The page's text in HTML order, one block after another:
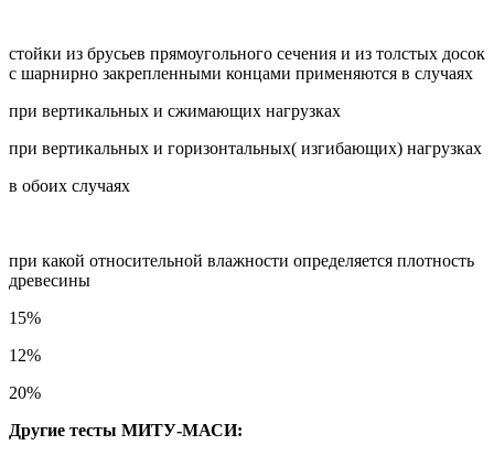
стойки из брусьев прямоугольного сечения и из толстых досок
с шарнирно закрепленными концами применяются в случаях
при вертикальных и сжимающих нагрузках
при вертикальных и горизонтальных( изгибающих) нагрузках
в обоих случаях
при какой относительной влажности определяется плотность
древесины
15%
12%
20%
Другие тесты МИТУ-МАСИ: